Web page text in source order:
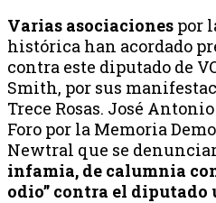
Varias asociaciones por
histórica han acordado
contra este diputado de
Smith, por sus
Trece Rosas. José
Foro por la Memoria
Newtral que se
infamia, de calumnia
odio” contra el